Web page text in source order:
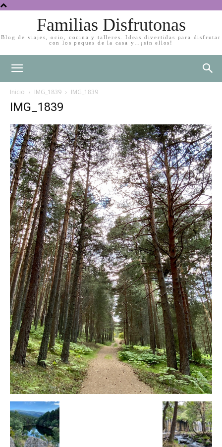
Familias Disfrutonas
Blog de viajes, ocio, cocina y talleres. Ideas divertidas para disfrutar
con los peques de la casa y…¡sin ellos!
Inicio IMG_1839 IMG_1839
IMG_1839